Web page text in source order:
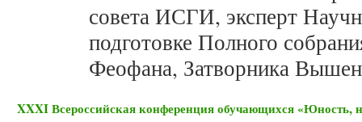
совета ИСГИ, эксперт
подготовке Полного
Феофана, Затворника
XXXI Всероссийская конференция обучающихся «Юность,